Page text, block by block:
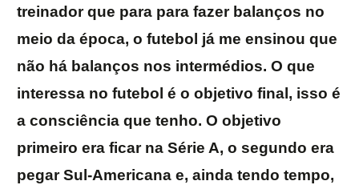
treinador que para para fazer balanços no
meio da época, o futebol já me ensinou que
não há balanços nos intermédios. O que
interessa no futebol é o objetivo final, isso é
a consciência que tenho. O objetivo
primeiro era ficar na Série A, o segundo era
pegar Sul-Americana e, ainda tendo tempo,